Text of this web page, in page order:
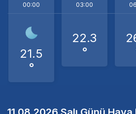
00:00
21.5
°
03:00
22.3
°